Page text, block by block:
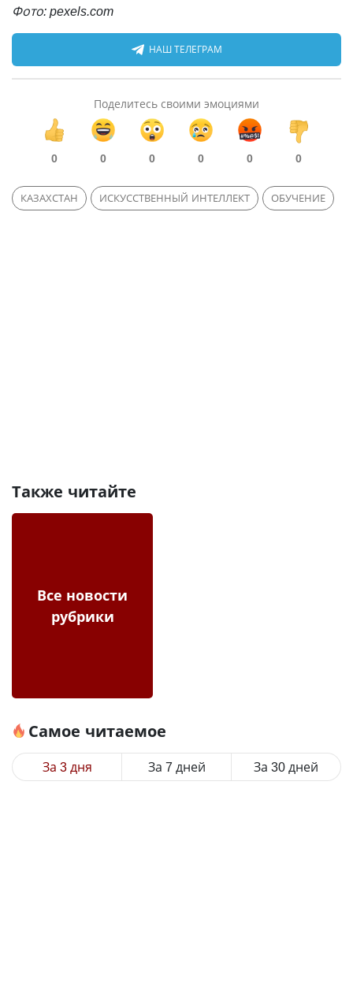
Фото: pexels.com
НАШ ТЕЛЕГРАМ
Поделитесь своими эмоциями
0 0 0 0 0 0
КАЗАХСТАН ИСКУССТВЕННЫЙ ИНТЕЛЛЕКТ ОБУЧЕНИЕ
Также читайте
Все новости
рубрики
Самое читаемое
За 3 дня За 7 дней За 30 дней